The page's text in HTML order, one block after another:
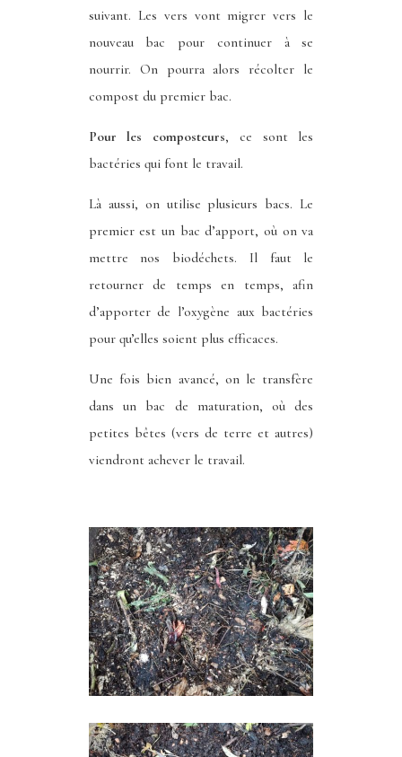
suivant. Les vers vont migrer vers le
nouveau bac pour continuer à se
nourrir. On pourra alors récolter le
compost du premier bac.
Pour les composteurs, ce sont les
bactéries qui font le travail.
Là aussi, on utilise plusieurs bacs. Le
premier est un bac d’apport, où on va
mettre nos biodéchets. Il faut le
retourner de temps en temps, afin
d’apporter de l’oxygène aux bactéries
pour qu’elles soient plus efficaces.
Une fois bien avancé, on le transfère
dans un bac de maturation, où des
petites bêtes (vers de terre et autres)
viendront achever le travail.